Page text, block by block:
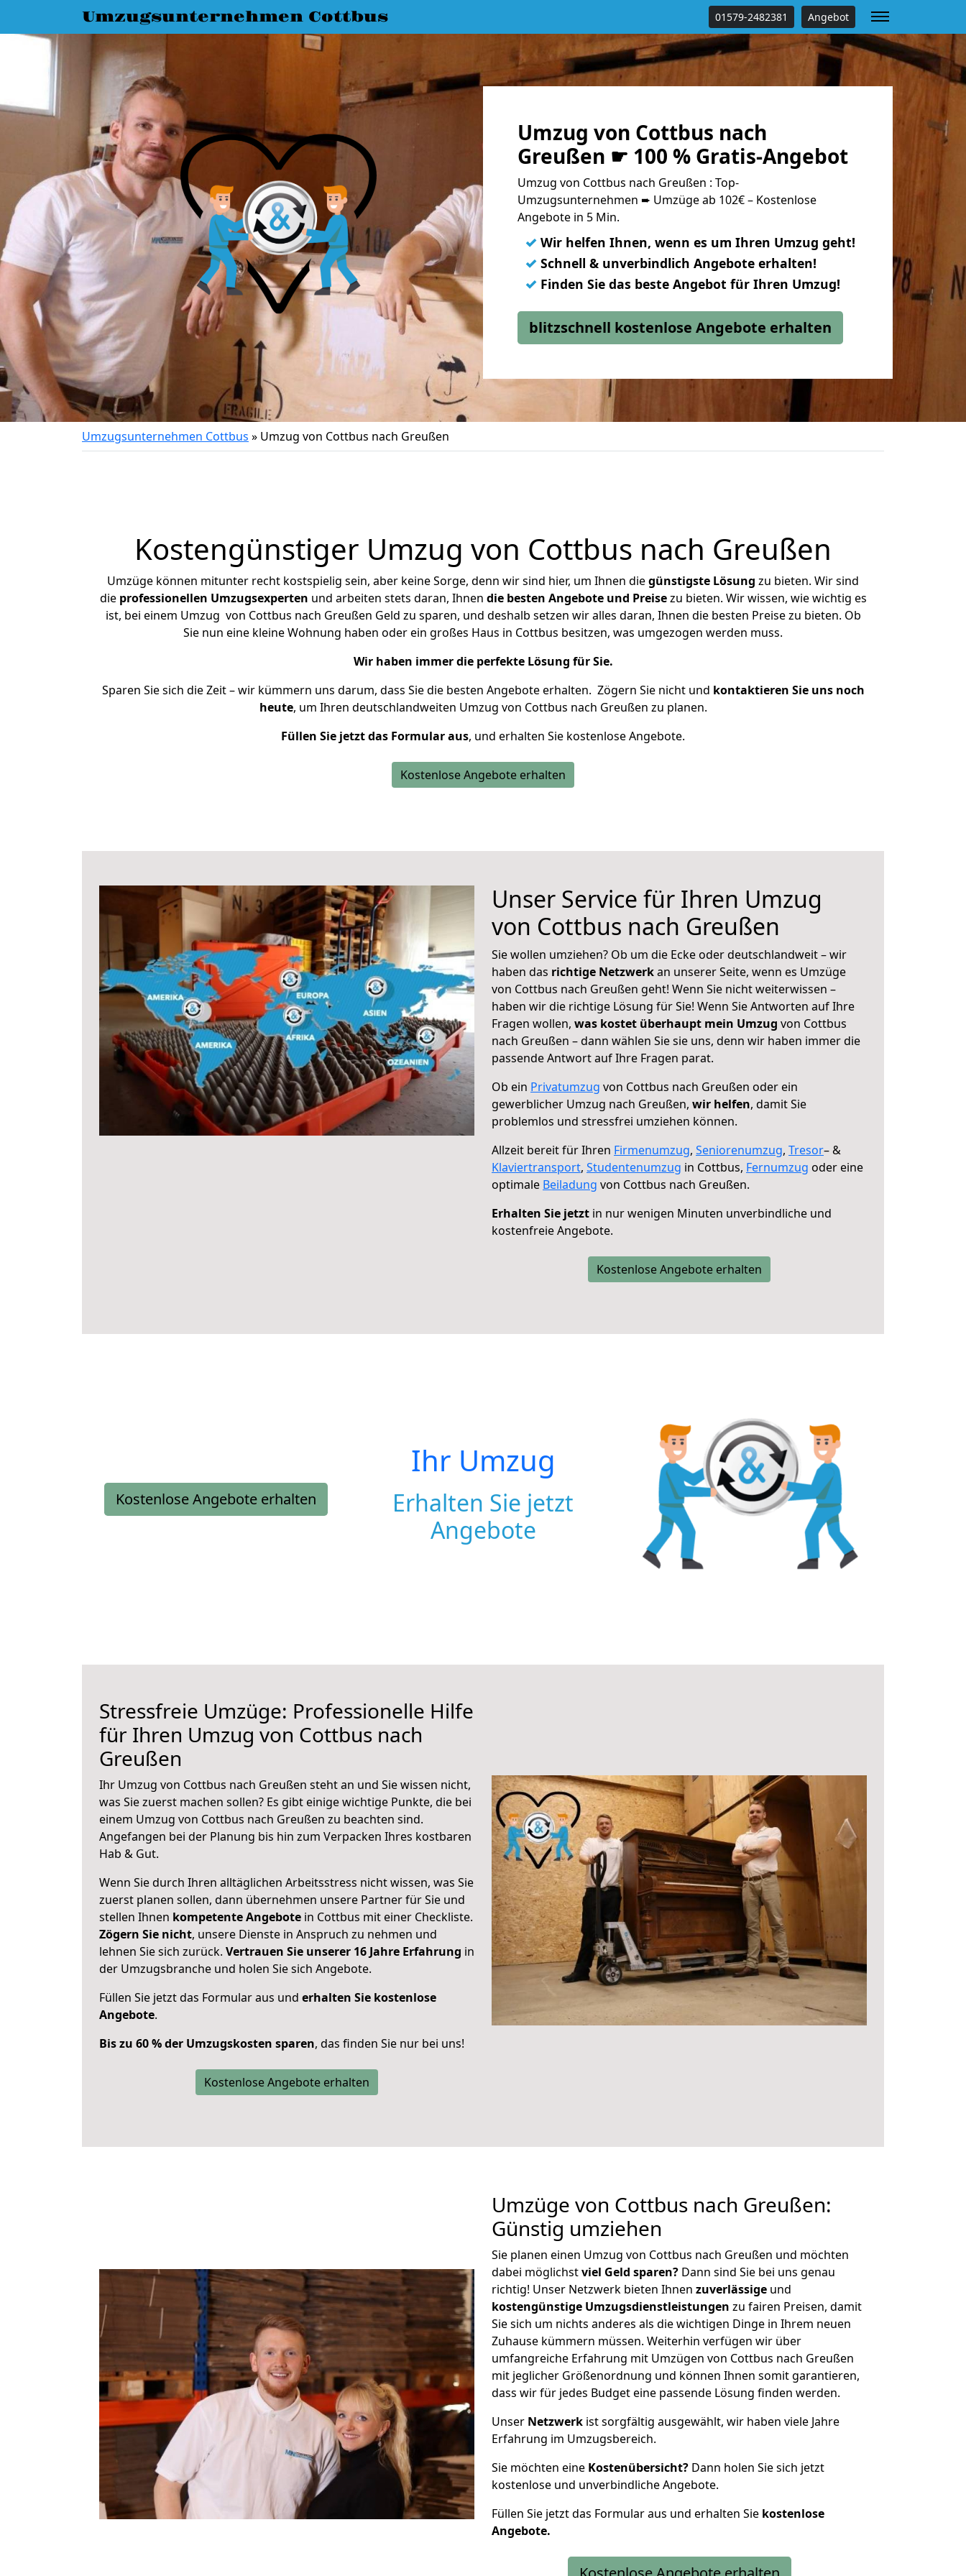
Umzugsunternehmen Cottbus 01579-2482381 Angebot
Umzug von Cottbus nach
Greußen ☛ 100 % Gratis-Angebot
Umzug von Cottbus nach Greußen : Top-
Umzugsunternehmen ➨ Umzüge ab 102€ – Kostenlose
Angebote in 5 Min.
✓ Wir helfen Ihnen, wenn es um Ihren Umzug geht!
✓ Schnell & unverbindlich Angebote erhalten!
✓ Finden Sie das beste Angebot für Ihren Umzug!
blitzschnell kostenlose Angebote erhalten
Umzugsunternehmen Cottbus » Umzug von Cottbus nach Greußen
Kostengünstiger Umzug von Cottbus nach Greußen
Umzüge können mitunter recht kostspielig sein, aber keine Sorge, denn wir sind hier, um Ihnen diegünstigste Lösung zu bieten. Wir sind
die professionellen Umzugsexperten und arbeiten stets daran, Ihnen die besten Angebote und Preisezu bieten. Wir wissen, wie wichtig es
ist, bei einem Umzug von Cottbus nach Greußen Geld zu sparen, und deshalb setzen wir alles daran, Ihnen die besten Preise zu bieten. Ob
Sie nun eine kleine Wohnung haben oder ein großes Haus in Cottbus besitzen, was umgezogen werden muss.
Wir haben immer die perfekte Lösung für Sie.
Sparen Sie sich die Zeit – wir kümmern uns darum, dass Sie die besten Angebote erhalten. Zögern Sie nicht und kontaktieren Sie uns noch
heute, um Ihren deutschlandweiten Umzug von Cottbus nach Greußen zu planen.
Füllen Sie jetzt das Formular aus, und erhalten Sie kostenlose Angebote.
Kostenlose Angebote erhalten
Unser Service für Ihren Umzug
von Cottbus nach Greußen
Sie wollen umziehen? Ob um die Ecke oder deutschlandweit – wir
haben das richtige Netzwerkan unserer Seite, wenn es Umzüge
von Cottbus nach Greußen geht! Wenn Sie nicht weiterwissen –
haben wir die richtige Lösung für Sie! Wenn Sie Antworten auf Ihre
Fragen wollen, was kostet überhaupt mein Umzug von Cottbus
nach Greußen – dann wählen Sie sie uns, denn wir haben immer die
passende Antwort auf Ihre Fragen parat.
Ob ein Privatumzug von Cottbus nach Greußen oder ein
gewerblicher Umzug nach Greußen, wir helfen, damit Sie
problemlos und stressfrei umziehen können.
Allzeit bereit für Ihren Firmenumzug, Seniorenumzug, Tresor– &
Klaviertransport, Studentenumzug in Cottbus, Fernumzug oder eine
optimale Beiladung von Cottbus nach Greußen.
Erhalten Sie jetzt in nur wenigen Minuten unverbindliche und
kostenfreie Angebote.
Kostenlose Angebote erhalten
Kostenlose Angebote erhalten
Ihr Umzug
Erhalten Sie jetzt
Angebote
Stressfreie Umzüge: Professionelle Hilfe
für Ihren Umzug von Cottbus nach
Greußen
Ihr Umzug von Cottbus nach Greußen steht an und Sie wissen nicht,
was Sie zuerst machen sollen? Es gibt einige wichtige Punkte, die bei
einem Umzug von Cottbus nach Greußen zu beachten sind.
Angefangen bei der Planung bis hin zum Verpacken Ihres kostbaren
Hab & Gut.
Wenn Sie durch Ihren alltäglichen Arbeitsstress nicht wissen, was Sie
zuerst planen sollen, dann übernehmen unsere Partner für Sie und
stellen Ihnen kompetente Angebote in Cottbus mit einer Checkliste.
Zögern Sie nicht, unsere Dienste in Anspruch zu nehmen und
lehnen Sie sich zurück. Vertrauen Sie unserer 16 Jahre Erfahrung in
der Umzugsbranche und holen Sie sich Angebote.
Füllen Sie jetzt das Formular aus und erhalten Sie kostenlose
Angebote.
Bis zu 60 % der Umzugskosten sparen, das finden Sie nur bei uns!
Kostenlose Angebote erhalten
Umzüge von Cottbus nach Greußen:
Günstig umziehen
Sie planen einen Umzug von Cottbus nach Greußen und möchten
dabei möglichstviel Geld sparen? Dann sind Sie bei uns genau
richtig! Unser Netzwerk bieten Ihnen zuverlässige und
kostengünstige Umzugsdienstleistungen zu fairen Preisen, damit
Sie sich um nichts anderes als die wichtigen Dinge in Ihrem neuen
Zuhause kümmern müssen. Weiterhin verfügen wir über
umfangreiche Erfahrung mit Umzügen von Cottbus nach Greußen
mit jeglicher Größenordnung und können Ihnen somit garantieren,
dass wir für jedes Budget eine passende Lösung finden werden.
Unser Netzwerk ist sorgfältig ausgewählt, wir haben viele Jahre
Erfahrung im Umzugsbereich.
Sie möchten eine Kostenübersicht? Dann holen Sie sich jetzt
kostenlose und unverbindliche Angebote.
Füllen Sie jetzt das Formular aus und erhalten Sie kostenlose
Angebote.